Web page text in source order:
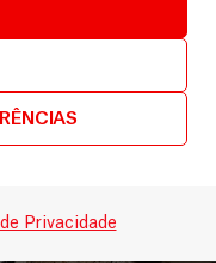
Privacidade
ataque ao hospital